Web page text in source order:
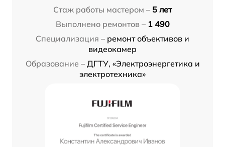
Стаж работы мастером – 5 лет
Выполнено ремонтов – 1 490
Специализация – ремонт объективов и
видеокамер
Образование – ДГТУ, «Электроэнергетика и
электротехника»